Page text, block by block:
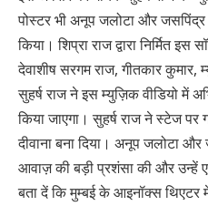
पोस्टर भी अनूप जलोटा और
किया। शिप्रा राज द्वारा निर्मित
देवाशीष सरगम राज, गीतकार कुमार,
सुहर्ष राज ने इस म्युज़िक वीडियो में
किया जाएगा। सुहर्ष राज ने स्टेज
दीवाना बना दिया। अनूप जलोटा
आवाज़ की बड़ी प्रशंसा की और उन्हें
बता दें कि मुम्बई के आइनॉक्स थिएटर